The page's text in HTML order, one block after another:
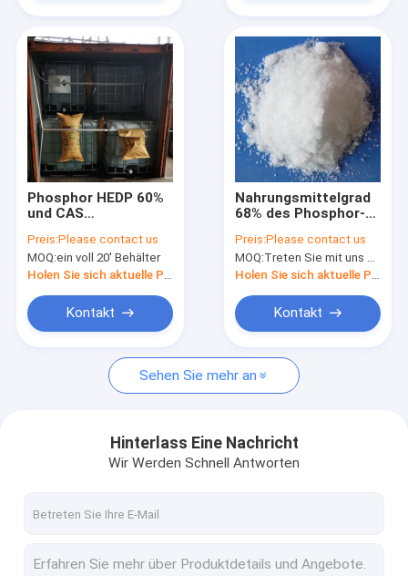
Produits
Über uns
Kontakt
Bleichmittel For Paper Pulp
Schwefel-Färbungen
Allgemeine Lebensmittel-Zusatzstoffe
Titandioxid TiO2
Phosphor und Phosphat
Dispersionsfarbstoffe
Phosphor HEDP 60%
und CAS
21-4 Chelatbildner
Preis:Please contact us
MOQ:ein voll 20' Behälter
Holen Sie sich aktuelle Preis
Kontakt
Nahrungsmittelgrad
68% des Phosphor-
SHMP
Preis:Please contact us
MOQ:Treten Sie mit uns bitte in Verbindung
Holen Sie sich aktuelle Preis
Kontakt
Sehen Sie mehr an
Hinterlass Eine Nachricht
Wir Werden Schnell Antworten